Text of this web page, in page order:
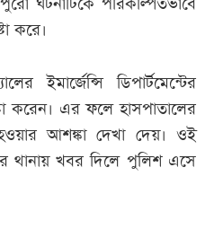
করে।
ইমার্জেন্সি ডিপার্টমেন্টের
করেন। এর ফলে হাসপাতালের
আশঙ্কা দেখা দেয়। ওই
থানায় খবর দিলে পুলিশ এসে